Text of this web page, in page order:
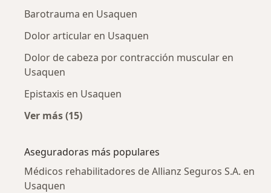
Barotrauma en Usaquen
Dolor articular en Usaquen
Dolor de cabeza por contracción muscular en
Usaquen
Epistaxis en Usaquen
Ver más (15)
Aseguradoras más populares
Médicos rehabilitadores de Allianz Seguros S.A. en
Usaquen